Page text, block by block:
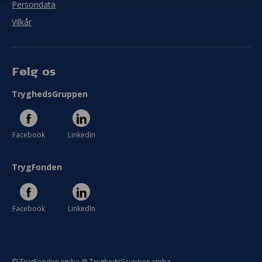
Persondata
Vilkår
Følg os
TryghedsGruppen
Facebook LinkedIn
TrygFonden
Facebook LinkedIn